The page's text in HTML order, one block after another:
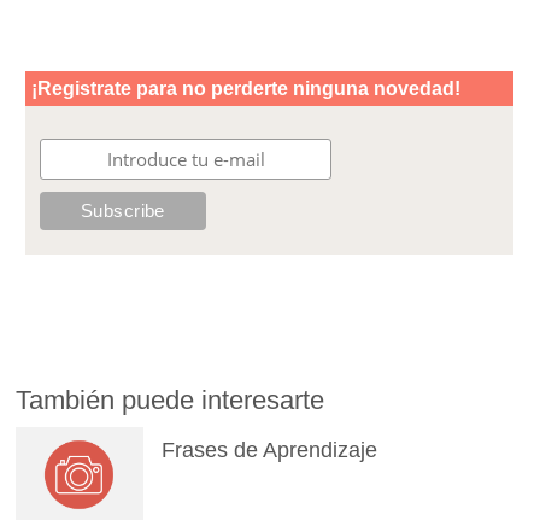
También puede interesarte
Frases de Aprendizaje